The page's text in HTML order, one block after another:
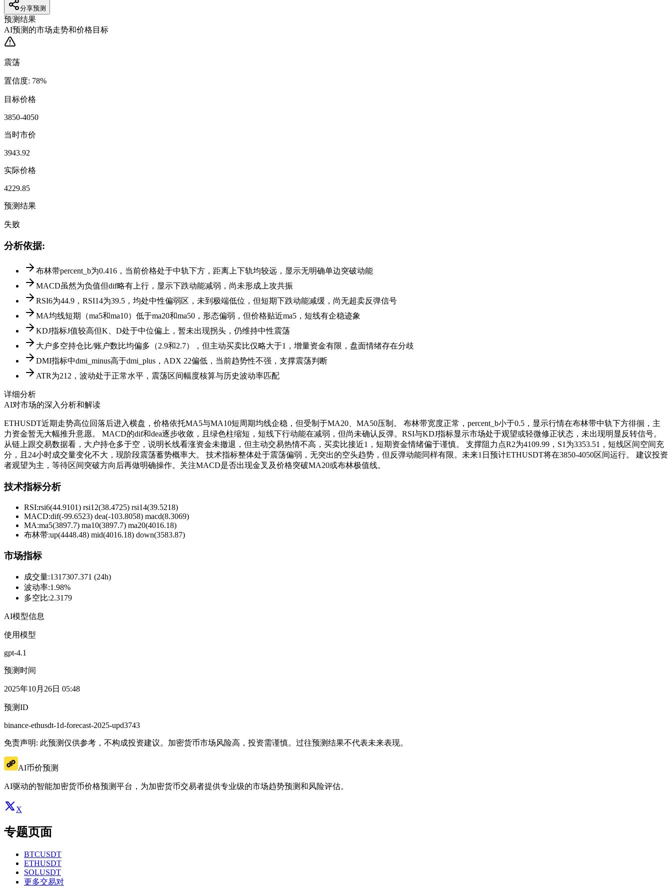
分享预测
预测结果
AI预测的市场走势和价格目标
震荡
置信度: 78%
目标价格
3850-4050
当时市价
3943.92
实际价格
4229.85
预测结果
失败
分析依据:
布林带percent_b为0.416，当前价格处于中轨下方，距离上下轨均较远，显示无明确单边突破动能
MACD虽然为负值但dif略有上行，显示下跌动能减弱，尚未形成上攻共振
RSI6为44.9，RSI14为39.5，均处中性偏弱区，未到极端低位，但短期下跌动能减缓，尚无超卖反弹信号
MA均线短期（ma5和ma10）低于ma20和ma50，形态偏弱，但价格贴近ma5，短线有企稳迹象
KDJ指标J值较高但K、D处于中位偏上，暂未出现拐头，仍维持中性震荡
大户多空持仓比/账户数比均偏多（2.9和2.7），但主动买卖比仅略大于1，增量资金有限，盘面情绪存在分歧
DMI指标中dmi_minus高于dmi_plus，ADX 22偏低，当前趋势性不强，支撑震荡判断
ATR为212，波动处于正常水平，震荡区间幅度核算与历史波动率匹配
详细分析
AI对市场的深入分析和解读
ETHUSDT近期走势高位回落后进入横盘，价格依托MA5与MA10短周期均线企稳，但受制于MA20、MA50压制。 布林带宽度正常，percent_b小于0.5，显示行情在布林带中轨下方徘徊，主
力资金暂无大幅推升意愿。 MACD的dif和dea逐步收敛，且绿色柱缩短，短线下行动能在减弱，但尚未确认反弹。RSI与KDJ指标显示市场处于观望或轻微修正状态，未出现明显反转信号。
从链上跟交易数据看，大户持仓多于空，说明长线看涨资金未撤退，但主动交易热情不高，买卖比接近1，短期资金情绪偏于谨慎。 支撑阻力点R2为4109.99，S1为3353.51，短线区间空间充
分，且24小时成交量变化不大，现阶段震荡蓄势概率大。 技术指标整体处于震荡偏弱，无突出的空头趋势，但反弹动能同样有限。未来1日预计ETHUSDT将在3850-4050区间运行。 建议投资
者观望为主，等待区间突破方向后再做明确操作。关注MACD是否出现金叉及价格突破MA20或布林极值线。
技术指标分析
RSI:rsi6(44.9101) rsi12(38.4725) rsi14(39.5218)
MACD:dif(-99.6523) dea(-103.8058) macd(8.3069)
MA:ma5(3897.7) ma10(3897.7) ma20(4016.18)
布林带:up(4448.48) mid(4016.18) down(3583.87)
市场指标
成交量:1317307.371 (24h)
波动率:1.98%
多空比:2.3179
AI模型信息
使用模型
gpt-4.1
预测时间
2025年10月26日 05:48
预测ID
binance-ethusdt-1d-forecast-2025-upd3743
免责声明: 此预测仅供参考，不构成投资建议。加密货币市场风险高，投资需谨慎。过往预测结果不代表未来表现。
AI币价预测
AI驱动的智能加密货币价格预测平台，为加密货币交易者提供专业级的市场趋势预测和风险评估。
X
专题页面
BTCUSDT
ETHUSDT
SOLUSDT
更多交易对